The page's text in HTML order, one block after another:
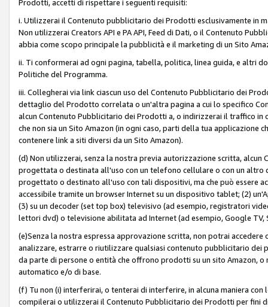
Prodotti, accetti di rispettare i seguenti requisiti:
i. Utilizzerai il Contenuto pubblicitario dei Prodotti esclusivamente in
Non utilizzerai Creators API e PA API, Feed di Dati, o il Contenuto
abbia come scopo principale la pubblicità e il marketing di un Sito
ii. Ti conformerai ad ogni pagina, tabella, politica, linea guida, e altri
Politiche del Programma.
iii. Collegherai via link ciascun uso del Contenuto Pubblicitario dei
dettaglio del Prodotto correlata o un'altra pagina a cui lo specifico
alcun Contenuto Pubblicitario dei Prodotti a, o indirizzerai il traffico in
che non sia un Sito Amazon (in ogni caso, parti della tua
contenere link a siti diversi da un Sito Amazon).
(d) Non utilizzerai, senza la nostra previa autorizzazione scritta,
progettata o destinata all'uso con un telefono cellulare o con un
progettato o destinato all'uso con tali dispositivi, ma che può essere
accessibile tramite un browser Internet su un dispositivo tablet; (2)
(3) su un decoder (set top box) televisivo (ad esempio, registratori
lettori dvd) o televisione abilitata ad Internet (ad esempio, Google TV,
(e)Senza la nostra espressa approvazione scritta, non potrai
analizzare, estrarre o riutilizzare qualsiasi contenuto pubblicitario
da parte di persone o entità che offrono prodotti su un sito Amazon,
automatico e/o di base.
(f) Tu non (i) interferirai, o tenterai di interferire, in alcuna maniera
compilerai o utilizzerai il Contenuto Pubblicitario dei Prodotti per